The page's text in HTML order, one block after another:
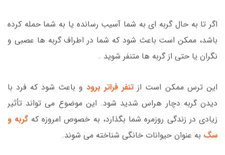
اگر تا به حال گربه ای به شما آسیب رسانده یا به شما حمله کرده
باشد، ممکن است باعث شود که شما در اطراف گربه ها عصبی و
نگران یا حتی از گربه ها متنفر شوید .
این ترس ممکن است از تنفر فراتر برود و باعث شود که فرد با
دیدن گربه دچار هراس شدید شود. این موضوع می تواند تأثیر
زیادی در زندگی روزمره شما بگذارد، به خصوص امروزه که گربه و
سگ به عنوان حیوانات خانگی شناخته می شوند.